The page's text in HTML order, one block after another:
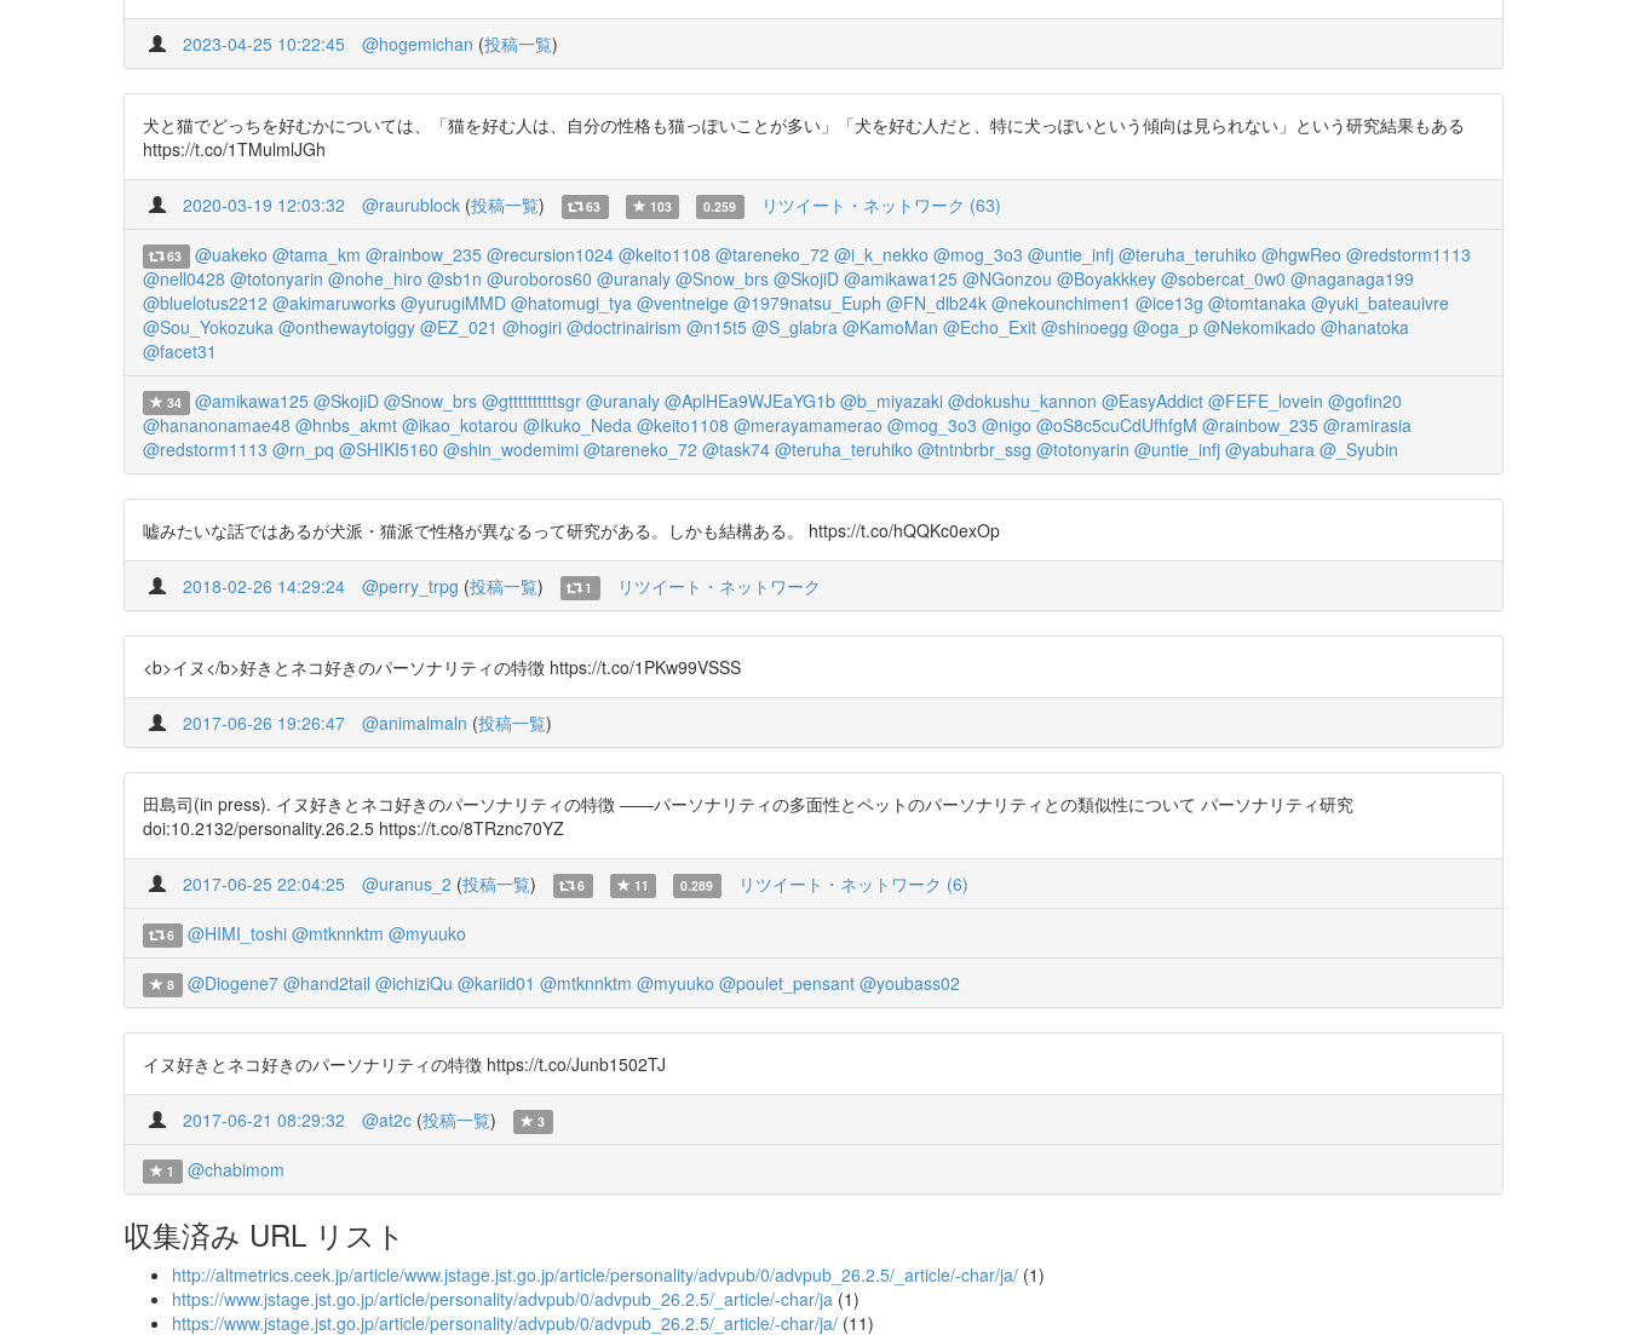
2023-04-25 10:22:45 @hogemichan (投稿一覧)
犬と猫でどっちを好むかについては、「猫を好む人は、自分の性格も猫っぽいことが多い」「犬を好む人だと、特に犬っぽいという傾向は見られない」という研究結果もある
https://t.co/1TMulmlJGh
2020-03-19 12:03:32 @raurublock (投稿一覧) 63 103 0.259 リツイート・ネットワーク (63)
63 @uakeko @tama_km @rainbow_235 @recursion1024 @keito1108 @tareneko_72 @i_k_nekko @mog_3o3 @untie_infj @teruha_teruhiko @hgwReo @redstorm1113
@nell0428 @totonyarin @nohe_hiro @sb1n @uroboros60 @uranaly @Snow_brs @SkojiD @amikawa125 @NGonzou @Boyakkkey @sobercat_0w0 @naganaga199
@bluelotus2212 @akimaruworks @yurugiMMD @hatomugi_tya @ventneige @1979natsu_Euph @FN_dlb24k @nekounchimen1 @ice13g @tomtanaka @yuki_bateauivre
@Sou_Yokozuka @onthewaytoiggy @EZ_021 @hogiri @doctrinairism @n15t5 @S_glabra @KamoMan @Echo_Exit @shinoegg @oga_p @Nekomikado @hanatoka
@facet31
34 @amikawa125 @SkojiD @Snow_brs @gttttttttttsgr @uranaly @AplHEa9WJEaYG1b @b_miyazaki @dokushu_kannon @EasyAddict @FEFE_lovein @gofin20
@hananonamae48 @hnbs_akmt @ikao_kotarou @Ikuko_Neda @keito1108 @merayamamerao @mog_3o3 @nigo @oS8c5cuCdUfhfgM @rainbow_235 @ramirasia
@redstorm1113 @rn_pq @SHIKI5160 @shin_wodemimi @tareneko_72 @task74 @teruha_teruhiko @tntnbrbr_ssg @totonyarin @untie_infj @yabuhara @_Syubin
嘘みたいな話ではあるが犬派・猫派で性格が異なるって研究がある。しかも結構ある。 https://t.co/hQQKc0exOp
2018-02-26 14:29:24 @perry_trpg (投稿一覧) 1 リツイート・ネットワーク
<b>イヌ</b>好きとネコ好きのパーソナリティの特徴 https://t.co/1PKw99VSSS
2017-06-26 19:26:47 @animalmaln (投稿一覧)
田島司(in press). イヌ好きとネコ好きのパーソナリティの特徴 ――パーソナリティの多面性とペットのパーソナリティとの類似性について パーソナリティ研究
doi:10.2132/personality.26.2.5 https://t.co/8TRznc70YZ
2017-06-25 22:04:25 @uranus_2 (投稿一覧) 6 11 0.289 リツイート・ネットワーク (6)
6 @HIMI_toshi @mtknnktm @myuuko
8 @Diogene7 @hand2tail @ichiziQu @kariid01 @mtknnktm @myuuko @poulet_pensant @youbass02
イヌ好きとネコ好きのパーソナリティの特徴 https://t.co/Junb1502TJ
2017-06-21 08:29:32 @at2c (投稿一覧) 3
1 @chabimom
収集済み URL リスト
http://altmetrics.ceek.jp/article/www.jstage.jst.go.jp/article/personality/advpub/0/advpub_26.2.5/_article/-char/ja/ (1)
https://www.jstage.jst.go.jp/article/personality/advpub/0/advpub_26.2.5/_article/-char/ja (1)
https://www.jstage.jst.go.jp/article/personality/advpub/0/advpub_26.2.5/_article/-char/ja/ (11)